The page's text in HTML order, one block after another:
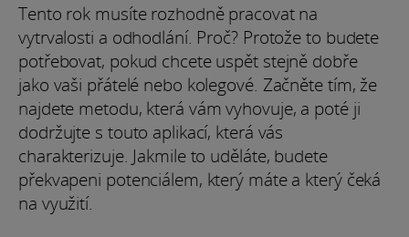
Tento rok musíte rozhodně pracovat na
vytrvalosti a odhodlání. Proč? Protože to budete
potřebovat, pokud chcete uspět stejně dobře
jako vaši přátelé nebo kolegové. Začněte tím, že
najdete metodu, která vám vyhovuje, a poté ji
dodržujte s touto aplikací, která vás
charakterizuje. Jakmile to uděláte, budete
překvapeni potenciálem, který máte a který čeká
na využití.